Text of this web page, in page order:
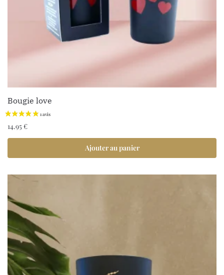
Bougie love
14.95€
Ajouter au panier